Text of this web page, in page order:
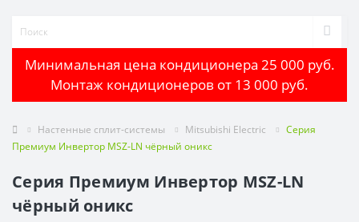
Минимальная цена кондиционера 25 000 руб.
Монтаж кондиционеров от 13 000 руб.
Настенные сплит-системы Mitsubishi Electric
Серия
Премиум Инвертор MSZ-LN чёрный оникс
Серия Премиум Инвертор MSZ-LN
чёрный оникс